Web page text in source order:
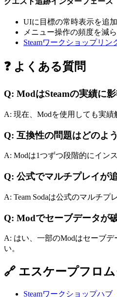
UIに目標の常時表示を追加
メニュー操作の頻度を減ら
Steamワークショップリン
❓ よくある質問
Q: ModはSteamの実績に
A: 現在、Modを使用しても実
Q: 互換性の問題はどのよ
A: Modは1つずつ段階的にイン
Q: 公式でマルチプレイが
A: Team Sodaは公式のマルチ
Q: Modでセーブデータが
A: はい、一部のModはセーブ
い。
🔗 エスケープフロ
Steamワークショップハブ